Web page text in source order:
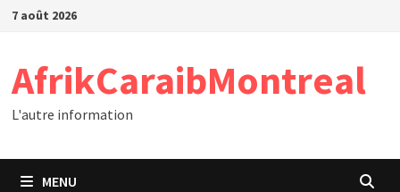
Passer
7 août 2026
AfrikCaraibMontreal
L'autre information
MENU